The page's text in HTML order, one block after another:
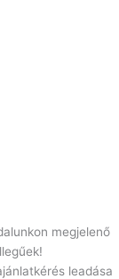
megjelenő
leadása